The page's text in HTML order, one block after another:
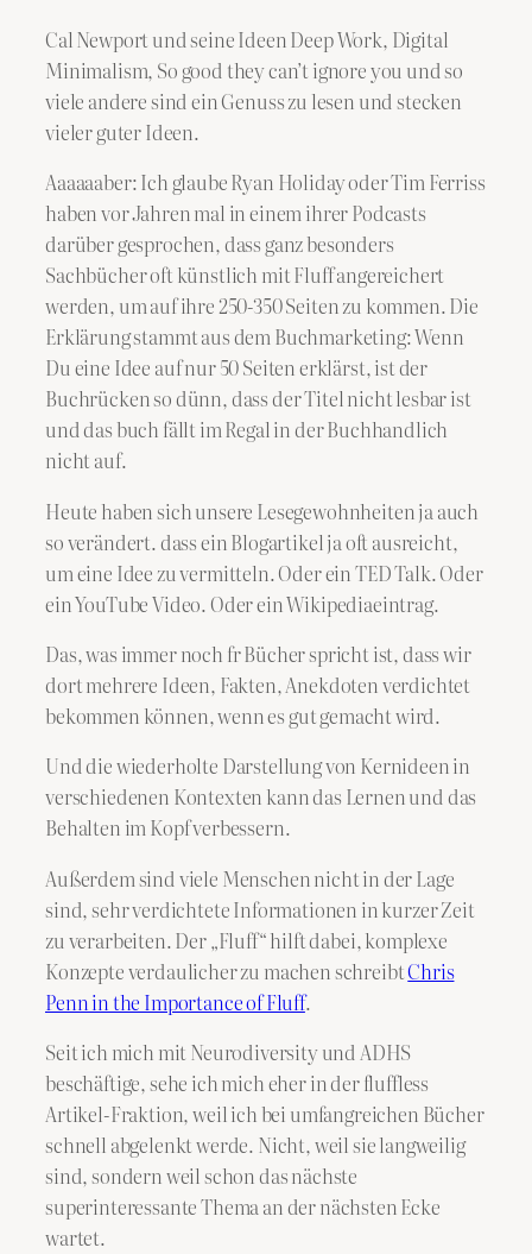
Cal Newport und seine Ideen Deep Work, Digital
Minimalism, So good they can’t ignore you und so
viele andere sind ein Genuss zu lesen und stecken
vieler guter Ideen.
Aaaaaaber: Ich glaube Ryan Holiday oder Tim Ferriss
haben vor Jahren mal in einem ihrer Podcasts
darüber gesprochen, dass ganz besonders
Sachbücher oft künstlich mit Fluff angereichert
werden, um auf ihre 250-350 Seiten zu kommen. Die
Erklärung stammt aus dem Buchmarketing: Wenn
Du eine Idee auf nur 50 Seiten erklärst, ist der
Buchrücken so dünn, dass der Titel nicht lesbar ist
und das buch fällt im Regal in der Buchhandlich
nicht auf.
Heute haben sich unsere Lesegewohnheiten ja auch
so verändert. dass ein Blogartikel ja oft ausreicht,
um eine Idee zu vermitteln. Oder ein TED Talk. Oder
ein YouTube Video. Oder ein Wikipediaeintrag.
Das, was immer noch fr Bücher spricht ist, dass wir
dort mehrere Ideen, Fakten, Anekdoten verdichtet
bekommen können, wenn es gut gemacht wird.
Und die wiederholte Darstellung von Kernideen in
verschiedenen Kontexten kann das Lernen und das
Behalten im Kopf verbessern.
Außerdem sind viele Menschen nicht in der Lage
sind, sehr verdichtete Informationen in kurzer Zeit
zu verarbeiten. Der „Fluff“ hilft dabei, komplexe
Konzepte verdaulicher zu machen schreibtChris
Penn in the Importance of Fluff.
Seit ich mich mit Neurodiversity und ADHS
beschäftige, sehe ich mich eher in der fluffless
Artikel-Fraktion, weil ich bei umfangreichen Bücher
schnell abgelenkt werde. Nicht, weil sie langweilig
sind, sondern weil schon das nächste
superinteressante Thema an der nächsten Ecke
wartet.